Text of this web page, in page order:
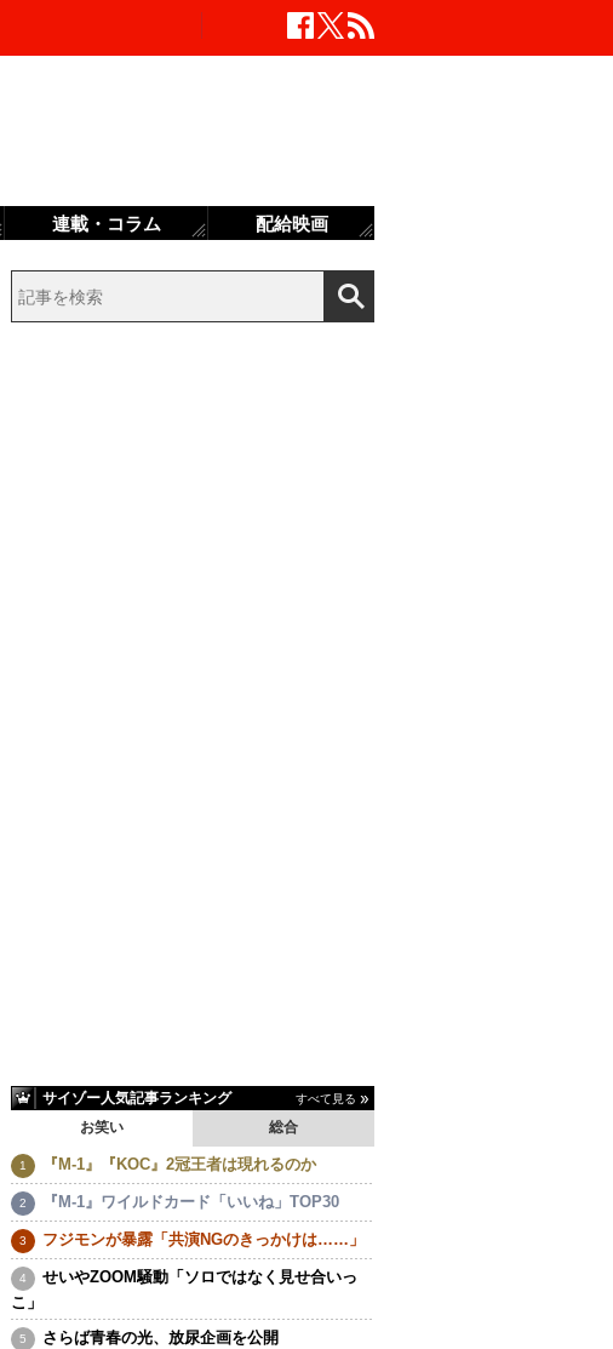
サイゾー人気記事ランキング すべて見る
お笑い 総合
『M-1』『KOC』2冠王者は現れるのか
『M-1』ワイルドカード「いいね」TOP30
フジモンが暴露「共演NGのきっかけは……」
せいやZOOM騒動「ソロではなく見せ合いっ
こ」
さらば青春の光、放尿企画を公開
連載・コラム 配給映画